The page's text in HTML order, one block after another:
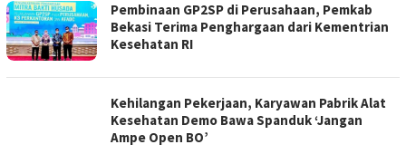
Pembinaan GP2SP di Perusahaan, Pemkab
Bekasi Terima Penghargaan dari Kementrian
Kesehatan RI
Kehilangan Pekerjaan, Karyawan Pabrik Alat
Kesehatan Demo Bawa Spanduk ‘Jangan
Ampe Open BO’